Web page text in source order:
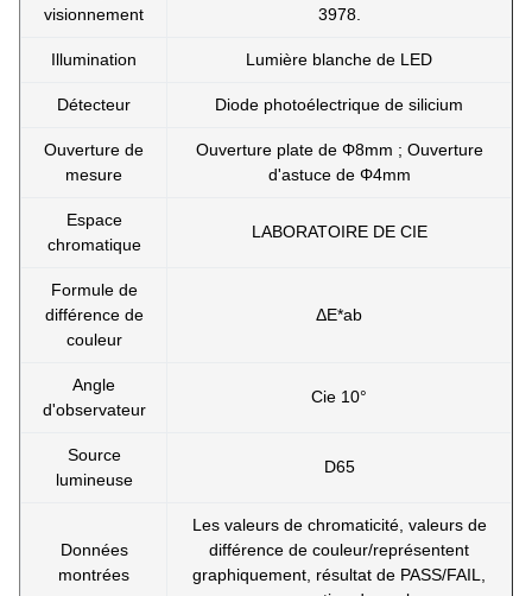
visionnement
3978.
Illumination Lumière blanche de LED
Détecteur Diode photoélectrique de silicium
Ouverture de
mesure
Ouverture plate de Φ8mm ; Ouverture
d'astuce de Φ4mm
Espace
chromatique
LABORATOIRE DE CIE
Formule de
différence de
couleur
ΔE*ab
Angle
d'observateur
Cie 10°
Source
lumineuse
D65
Données
montrées
Les valeurs de chromaticité, valeurs de
différence de couleur/représentent
graphiquement, résultat de PASS/FAIL,